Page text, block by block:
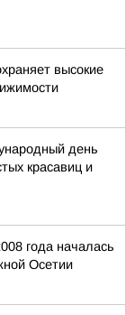
высокие
день
красавиц и
года началась
Осетии